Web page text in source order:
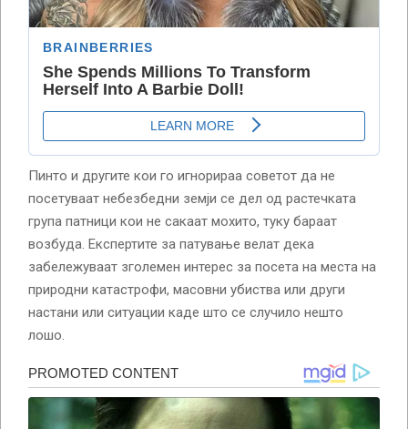
Пинто и другите кои го игнорираа советот да не
посетуваат небезбедни земји се дел од растечката
група патници кои не сакаат мохито, туку бараат
возбуда. Експертите за патување велат дека
забележуваат зголемен интерес за посета на места на
природни катастрофи, масовни убиства или други
настани или ситуации каде што се случило нешто
лошо.